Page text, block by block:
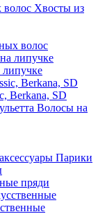
Хвосты из
волос
липучке
Berkana, SD
Волосы на
Парики
пряди